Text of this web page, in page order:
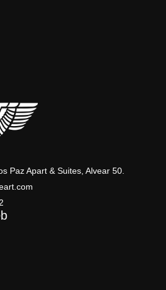
Paz Apart & Suites, Alvear 50.